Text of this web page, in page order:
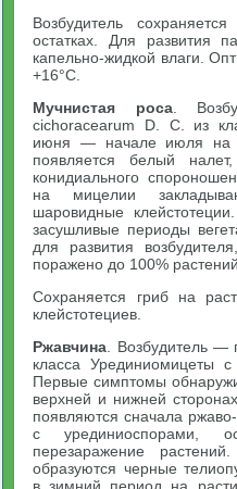
Возбудитель
остатках. Для развития
капельно-жидкой влаги.
+16°С.
Мучнистая роса.
cichoracearum D. C. из
июня — начале июля на
появляется белый
конидиального
на мицелии
шаровидные
засушливые периоды
для развития
поражено до 100% растений.
Сохраняется гриб на
клейстотециев.
Ржавчина . Возбудитель —
класса Урединиомицеты
Первые симптомы
верхней и нижней
появляются сначала
с урединиоспорами,
перезаражение
образуются черные